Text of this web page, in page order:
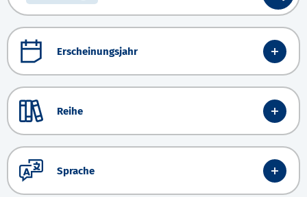
Erscheinungsjahr
Reihe
Sprache